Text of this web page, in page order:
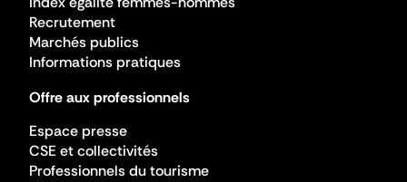
Recrutement
Marchés publics
Informations pratiques
Offre aux professionnels
Espace presse
CSE et collectivités
Professionnels du tourisme